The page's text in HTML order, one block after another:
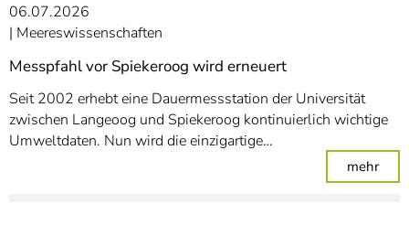
06.07.2026
Meereswissenschaften
Messpfahl vor Spiekeroog wird erneuert
Seit 2002 erhebt eine Dauermessstation der Universität
zwischen Langeoog und Spiekeroog kontinuierlich wichtige
Umweltdaten. Nun wird die einzigartige…
mehr: